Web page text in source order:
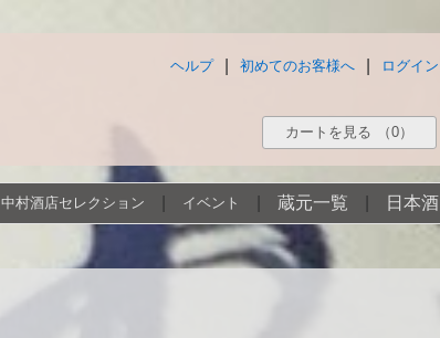
ログイン
初めてのお客様へ
ヘルプ
カートを見る （0）
中村酒店セレクション イベント 蔵元一覧 日本酒